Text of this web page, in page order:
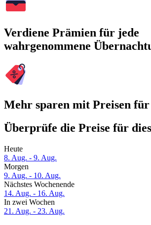
Verdiene Prämien für jede
wahrgenommene
Mehr sparen mit Preisen
Überprüfe die Preise für
Heute
8. Aug. - 9. Aug.
Morgen
9. Aug. - 10. Aug.
Nächstes Wochenende
14. Aug. - 16. Aug.
In zwei Wochen
21. Aug. - 23. Aug.